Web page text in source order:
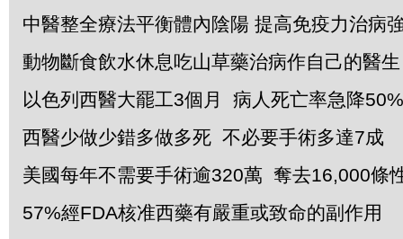
中醫整全療法平衡體內陰陽 提高免疫力治病
動物斷食飲水休息吃山草藥治病作自己的醫生
以色列西醫大罷工3個月 病人死亡率急降50%
西醫少做少錯多做多死 不必要手術多達7成
美國每年不需要手術逾320萬 奪去16,000條
57%經FDA核准西藥有嚴重或致命的副作用